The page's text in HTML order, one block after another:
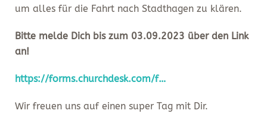
um alles für die Fahrt nach Stadthagen zu klären.
Bitte melde Dich bis zum 03.09.2023 über den Link
an!
https://forms.churchdesk.com/f…
Wir freuen uns auf einen super Tag mit Dir.